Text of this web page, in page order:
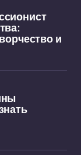
и